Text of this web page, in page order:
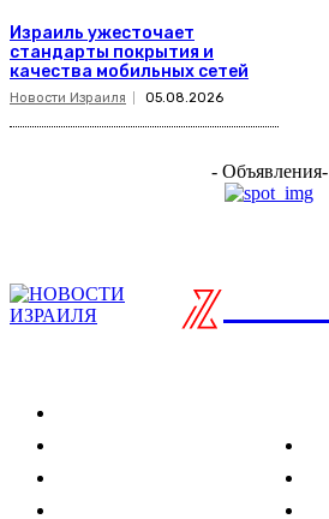
Израиль ужесточает
стандарты покрытия и
качества мобильных сетей
Новости Израиля 05.08.2026
- Объявления-